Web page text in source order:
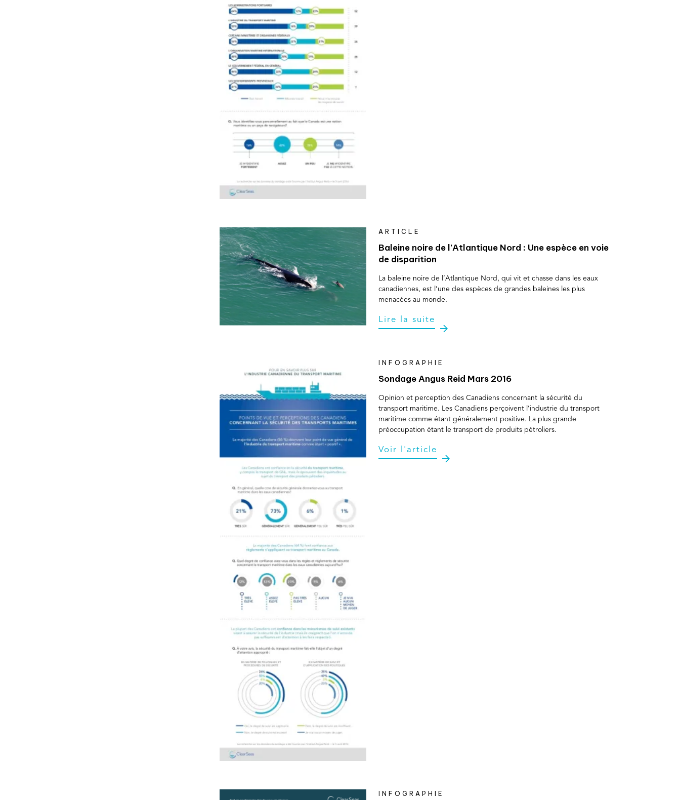
ARTICLE
Baleine noire de l’Atlantique Nord : Une espèce en voie
de disparition
La baleine noire de l’Atlantique Nord, qui vit et chasse dans les eaux
canadiennes, est l’une des espèces de grandes baleines les plus
menacées au monde.
Lire la suite
INFOGRAPHIE
Sondage Angus Reid Mars 2016
Opinion et perception des Canadiens concernant la sécurité du
transport maritime. Les Canadiens perçoivent l’industrie du transport
maritime comme étant généralement positive. La plus grande
préoccupation étant le transport de produits pétroliers.
Voir l'article
INFOGRAPHIE